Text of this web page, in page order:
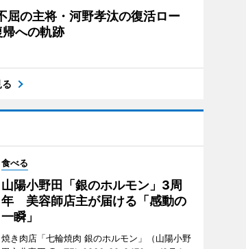
屈の主将・河野孝汰の復活ロー
への軌跡
食べる
山陽小野田「銀のホルモン」3周
年 美容師店主が届ける「感動の
一瞬」
焼き肉店「七輪焼肉 銀のホルモン」（山陽小野